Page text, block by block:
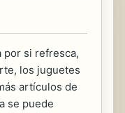
por si refresca,
los juguetes
artículos de
se puede